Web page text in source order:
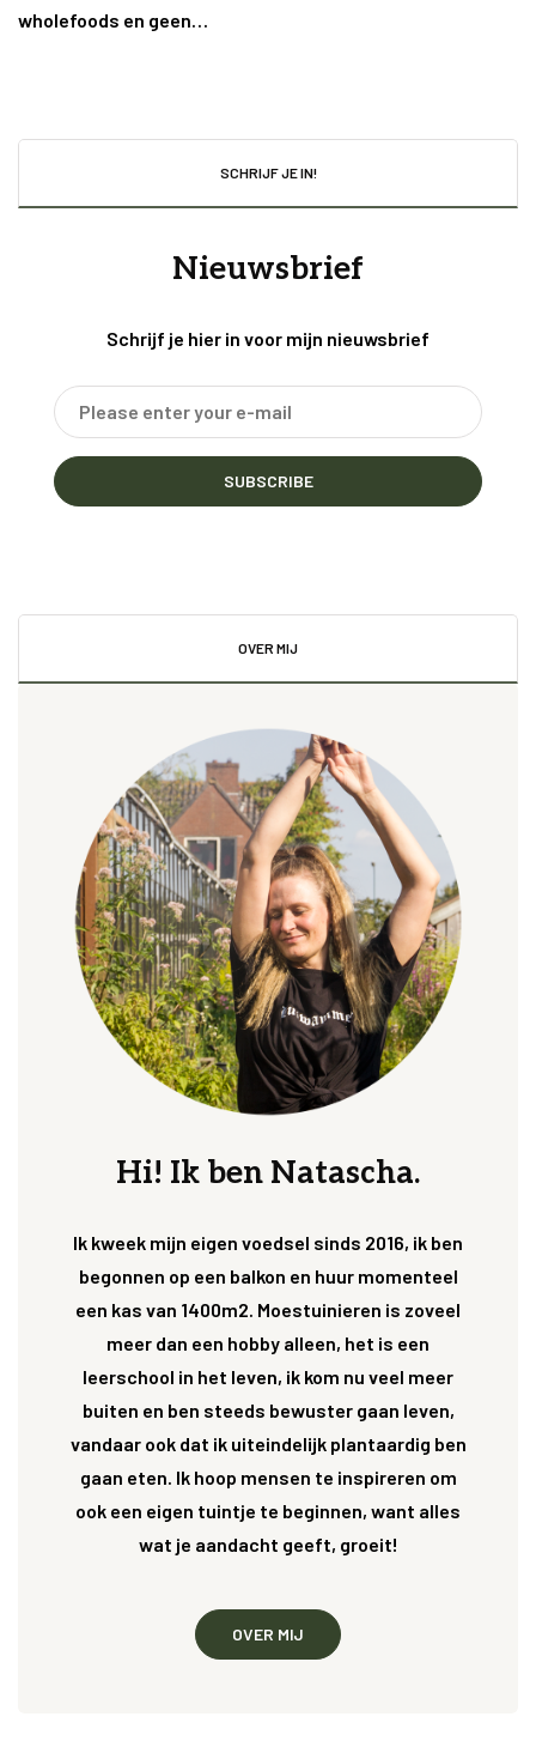
wholefoods en geen…
SCHRIJF JE IN!
Nieuwsbrief
Schrijf je hier in voor mijn nieuwsbrief
SUBSCRIBE
OVER MIJ
Hi! Ik ben Natascha.
Ik kweek mijn eigen voedsel sinds 2016, ik ben
begonnen op een balkon en huur momenteel
een kas van 1400m2. Moestuinieren is zoveel
meer dan een hobby alleen, het is een
leerschool in het leven, ik kom nu veel meer
buiten en ben steeds bewuster gaan leven,
vandaar ook dat ik uiteindelijk plantaardig ben
gaan eten. Ik hoop mensen te inspireren om
ook een eigen tuintje te beginnen, want alles
wat je aandacht geeft, groeit!
OVER MIJ